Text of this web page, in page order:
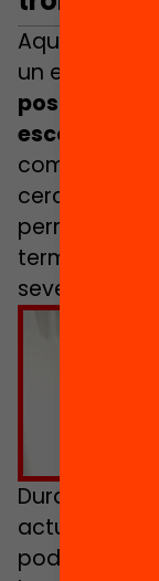
Aquesta
un espai de
posar el
escola amb
compartint
cercar
permetin
terme,
seves famílies.
Durant la
actuacions
poder